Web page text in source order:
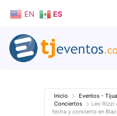
EN ES
Inicio
Eventos -
Conciertos
Leo Rizzi
fecha y concierto en